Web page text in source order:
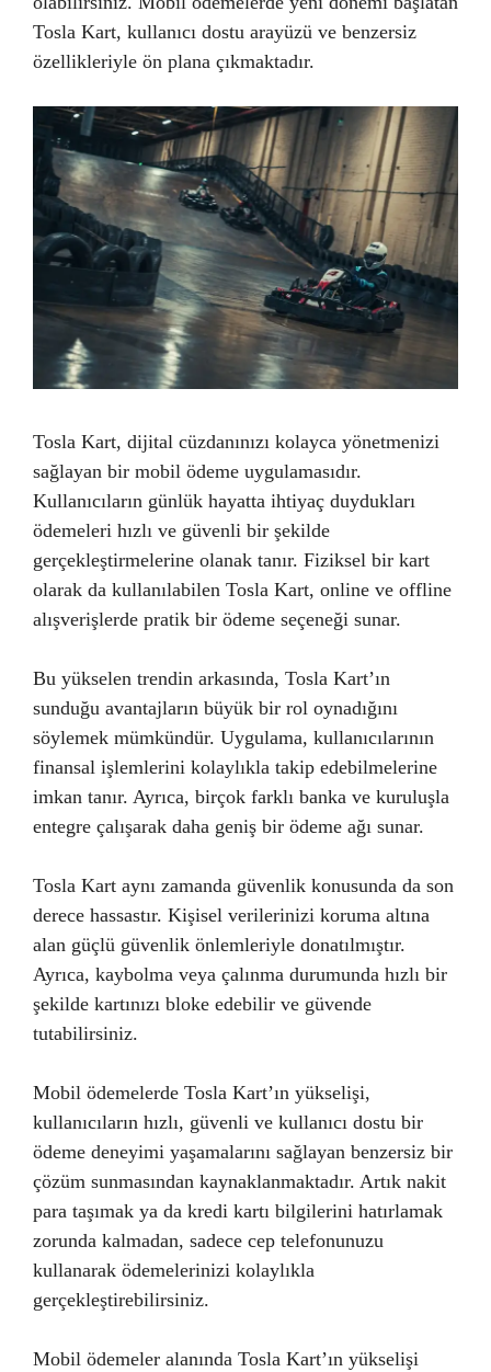
Tosla Kart, kullanıcı dostu arayüzü ve benzersiz
özellikleriyle ön plana çıkmaktadır.
Tosla Kart, dijital cüzdanınızı kolayca yönetmenizi
sağlayan bir mobil ödeme uygulamasıdır.
Kullanıcıların günlük hayatta ihtiyaç duydukları
ödemeleri hızlı ve güvenli bir şekilde
gerçekleştirmelerine olanak tanır. Fiziksel bir kart
olarak da kullanılabilen Tosla Kart, online ve offline
alışverişlerde pratik bir ödeme seçeneği sunar.
Bu yükselen trendin arkasında, Tosla Kart’ın
sunduğu avantajların büyük bir rol oynadığını
söylemek mümkündür. Uygulama, kullanıcılarının
finansal işlemlerini kolaylıkla takip edebilmelerine
imkan tanır. Ayrıca, birçok farklı banka ve kuruluşla
entegre çalışarak daha geniş bir ödeme ağı sunar.
Tosla Kart aynı zamanda güvenlik konusunda da son
derece hassastır. Kişisel verilerinizi koruma altına
alan güçlü güvenlik önlemleriyle donatılmıştır.
Ayrıca, kaybolma veya çalınma durumunda hızlı bir
şekilde kartınızı bloke edebilir ve güvende
tutabilirsiniz.
Mobil ödemelerde Tosla Kart’ın yükselişi,
kullanıcıların hızlı, güvenli ve kullanıcı dostu bir
ödeme deneyimi yaşamalarını sağlayan benzersiz bir
çözüm sunmasından kaynaklanmaktadır. Artık nakit
para taşımak ya da kredi kartı bilgilerini hatırlamak
zorunda kalmadan, sadece cep telefonunuzu
kullanarak ödemelerinizi kolaylıkla
gerçekleştirebilirsiniz.
Mobil ödemeler alanında Tosla Kart’ın yükselişi